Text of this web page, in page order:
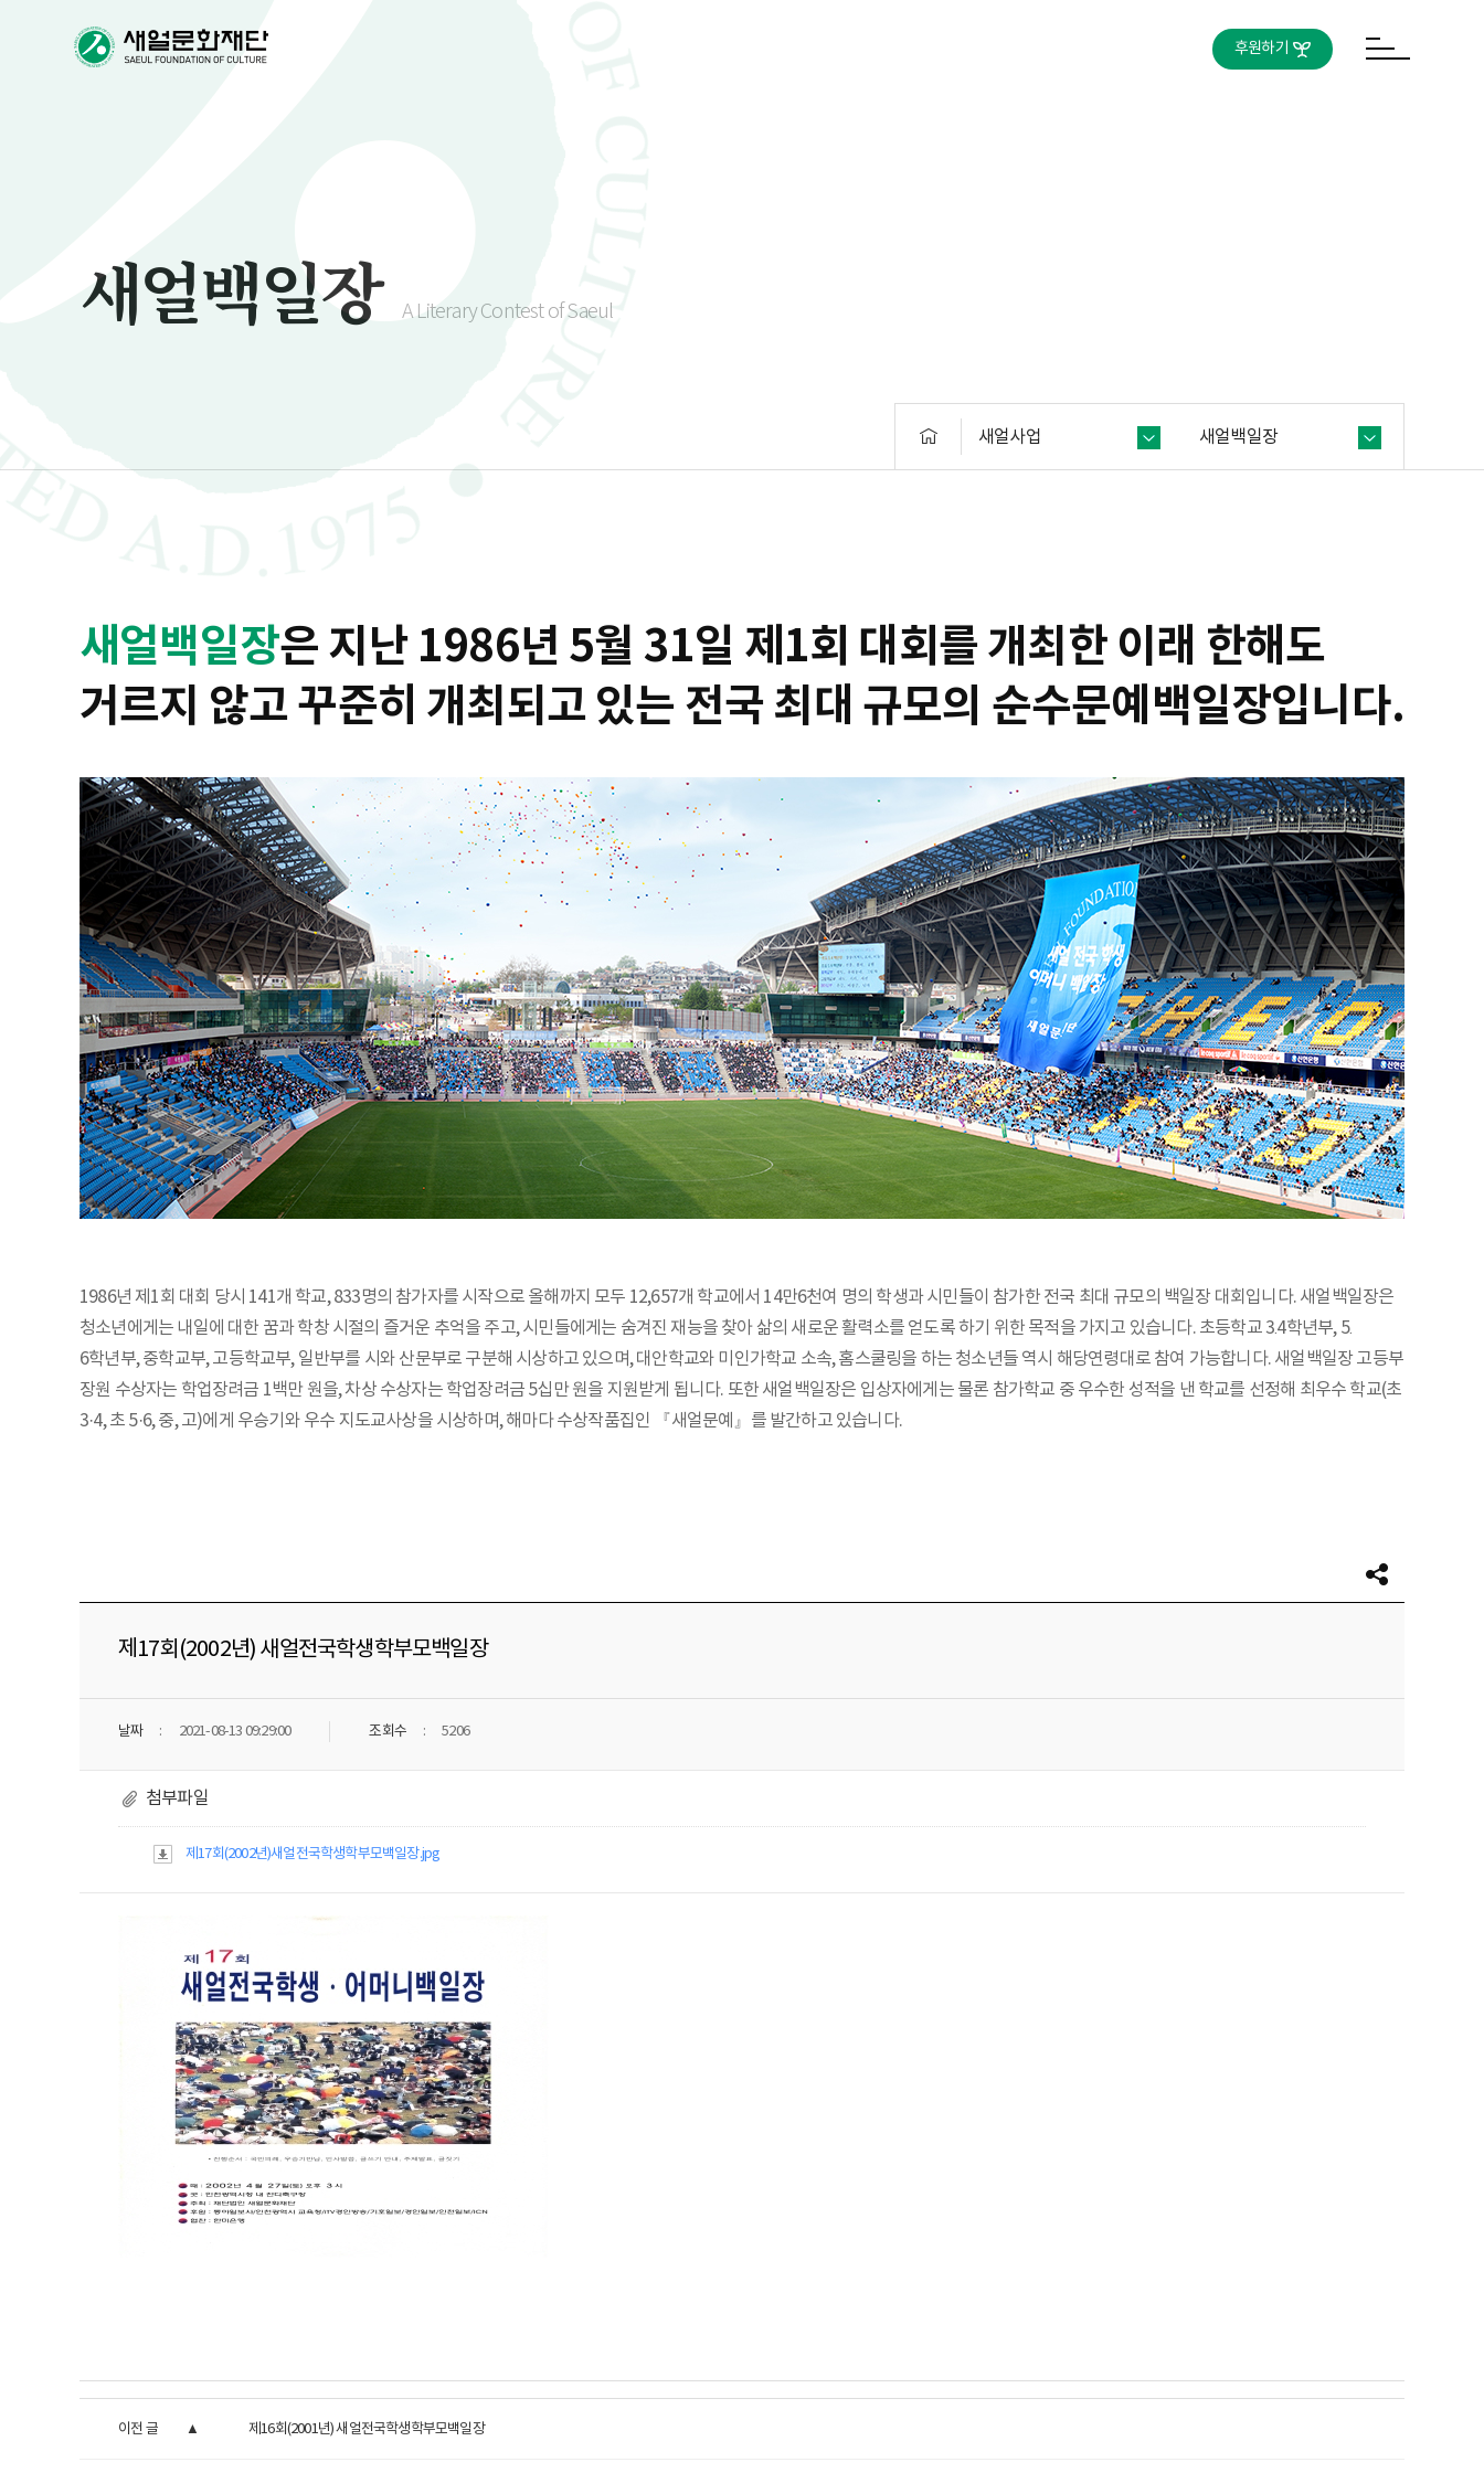
후원하기
새얼백일장 A Literary Contest of Saeul
새얼사업 새얼백일장
새얼백일장은 지난 1986년 5월 31일 제1회 대회를 개최한 이래 한해도
거르지 않고 꾸준히 개최되고 있는 전국 최대 규모의 순수문예백일장입니다.
1986년 제1회 대회 당시 141개 학교, 833명의 참가자를 시작으로 올해까지 모두 12,657개 학교에서 14만6천여 명의 학생과 시민들이 참가한 전국 최대 규모의 백일장 대회입니다. 새얼백일장은
청소년에게는 내일에 대한 꿈과 학창 시절의 즐거운 추억을 주고, 시민들에게는 숨겨진 재능을 찾아 삶의 새로운 활력소를 얻도록 하기 위한 목적을 가지고 있습니다. 초등학교 3․4학년부, 5․
6학년부, 중학교부, 고등학교부, 일반부를 시와 산문부로 구분해 시상하고 있으며, 대안학교와 미인가학교 소속, 홈스쿨링을 하는 청소년들 역시 해당연령대로 참여 가능합니다. 새얼백일장 고등부
장원 수상자는 학업장려금 1백만 원을, 차상 수상자는 학업장려금 5십만 원을 지원받게 됩니다. 또한 새얼백일장은 입상자에게는 물론 참가학교 중 우수한 성적을 낸 학교를 선정해 최우수 학교(초
3·4, 초 5·6, 중, 고)에게 우승기와 우수 지도교사상을 시상하며, 해마다 수상작품집인 『새얼문예』를 발간하고 있습니다.
제17회(2002년) 새얼전국학생학부모백일장
날짜 2021-08-13 09:29:00 조회수 5206
첨부파일
제17회(2002년)새얼전국학생학부모백일장.jpg
이전 글 제16회(2001년) 새얼전국학생학부모백일장